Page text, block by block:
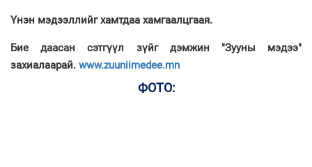
Үнэн мэдээллийг хамтдаа хамгаалцгаая.
Бие даасан сэтгүүл зүйг дэмжин "Зууны мэдээ"
захиалаарай. www.zuuniimedee.mn
ФОТО: